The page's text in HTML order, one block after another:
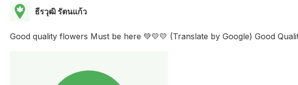
ธีรวุฒิ รัตนแก้ว
Good quality flowers Must be here 💚💛💛 (Translate by Google) Good